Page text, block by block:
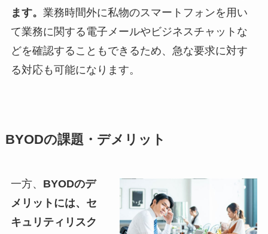
ます。 業務時間外に私物のスマートフォンを用い
て業務に関する電子メールやビジネスチャットな
どを確認することもできるため、急な要求に対す
る対応も可能になります。
BYODの課題・デメリット
一方、 BYODのデ
メリットには、セ
キュリティリスク